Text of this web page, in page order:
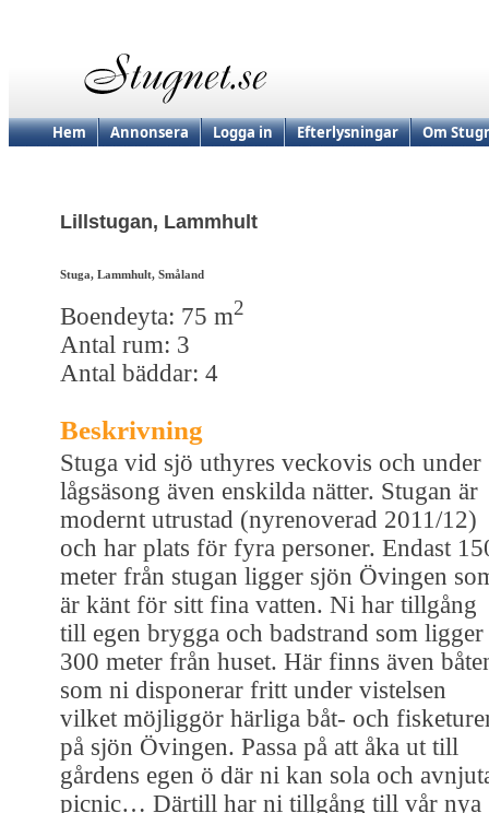
Hem Annonsera Logga in Efterlysningar Om
Lillstugan, Lammhult
Stuga, Lammhult, Småland
Boendeyta: 75 m2
Antal rum: 3
Antal bäddar: 4
Beskrivning
Stuga vid sjö uthyres veckovis och under
lågsäsong även enskilda nätter. Stugan är
modernt utrustad (nyrenoverad 2011/12)
och har plats för fyra personer. Endast
meter från stugan ligger sjön Övingen
är känt för sitt fina vatten. Ni har tillgång
till egen brygga och badstrand som ligger
300 meter från huset. Här finns även
som ni disponerar fritt under vistelsen
vilket möjliggör härliga båt- och
på sjön Övingen. Passa på att åka ut till
gårdens egen ö där ni kan sola och
picnic… Därtill har ni tillgång till vår nya